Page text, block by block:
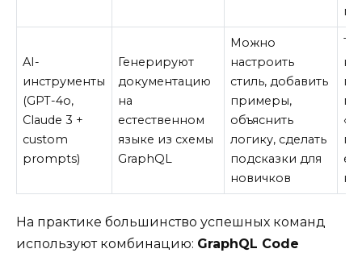
AI-
инструменты
(GPT-4o,
Claude 3 +
custom
prompts)
Генерируют
документацию
на
естественном
языке из схемы
GraphQL
Можно
настроить
стиль, добавить
примеры,
объяснить
логику, сделать
подсказки для
новичков
На практике большинство успешных команд
используют комбинацию: GraphQL Code